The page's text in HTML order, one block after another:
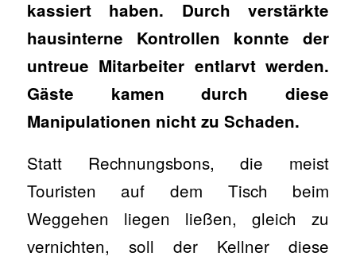
kassiert haben. Durch verstärkte
hausinterne Kontrollen konnte der
untreue Mitarbeiter entlarvt werden.
Gäste kamen durch diese
Manipulationen nicht zu Schaden.
Statt Rechnungsbons, die meist
Touristen auf dem Tisch beim
Weggehen liegen ließen, gleich zu
vernichten, soll der Kellner diese